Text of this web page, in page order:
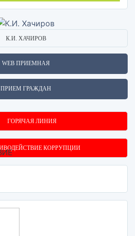
К.И. ХАЧИРОВ
WEB ПРИЕМНАЯ
ПРИЕМ ГРАЖДАН
ГОРЯЧАЯ ЛИНИЯ
КОРРУПЦИИ